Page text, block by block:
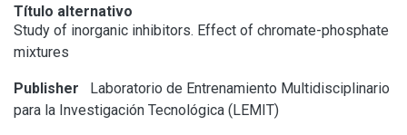
Título alternativo
Study of inorganic inhibitors. Effect of chromate-phosphate
mixtures
Publisher
Laboratorio de Entrenamiento Multidisciplinario
para la Investigación Tecnológica (LEMIT)